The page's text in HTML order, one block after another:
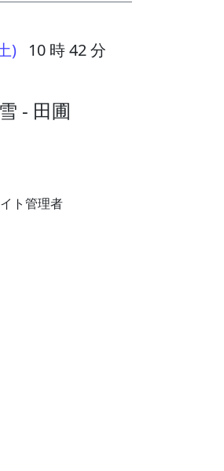
) 10 時 42 分
- 田圃
ト管理者